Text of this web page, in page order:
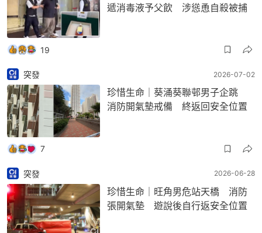
遞消毒液予父飲 涉慫恿自殺被捕
19
突發 2026-07-02
珍惜生命｜葵涌葵聯邨男子企跳
消防開氣墊戒備 終返回安全位置
7
突發 2026-06-28
珍惜生命｜旺角男危站天橋 消防
張開氣墊 遊說後自行返安全位置